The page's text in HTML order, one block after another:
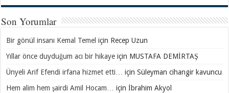
Son Yorumlar
Bir gönül insanı Kemal Temel için Recep Uzun
Yıllar önce duyduğum acı bir hikaye için MUSTAFA DEMİRTAŞ
Ünyeli Arif Efendi irfana hizmet etti…
içinSüleyman cihangir kavuncu
Hem alim hem şairdi Amil Hocam…
içinİbrahim Akyol